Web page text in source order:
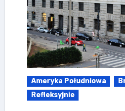
Ameryka Południowa
Refleksyjnie